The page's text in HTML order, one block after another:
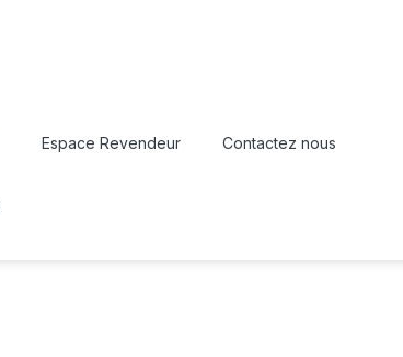
Espace Revendeur Contactez nous